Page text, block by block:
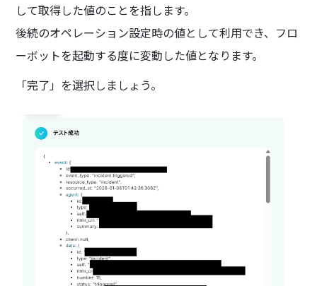
して取得した値のことを指します。
後続のオペレーション設定時の値として利用でき、フロ
ーボットを起動する度に変動した値となります。
「完了」を選択しましょう。